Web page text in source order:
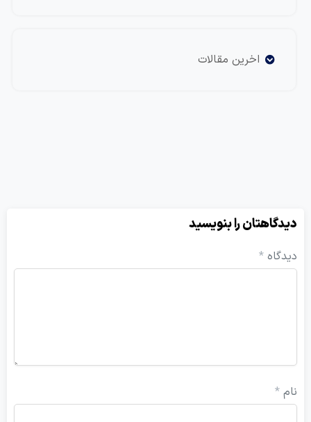
اخرین مقالات
را بنویسید
*
*